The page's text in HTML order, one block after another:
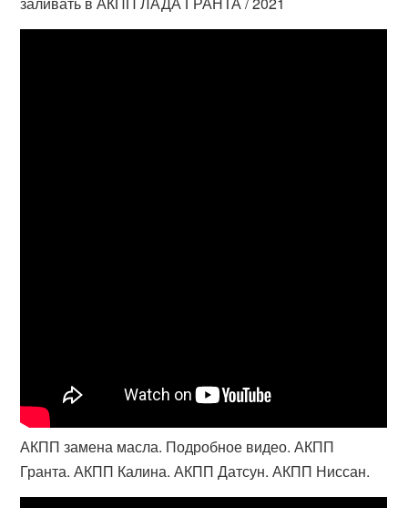
АКПП замена масла. Подробное видео. АКПП
Гранта. АКПП Калина. АКПП Датсун. АКПП Ниссан.